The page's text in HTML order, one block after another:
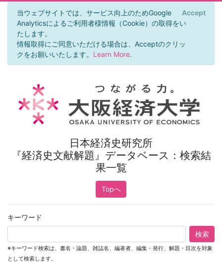
当ウェブサイトでは、サービス向上のためGoogle
Analyticsによるご利用者様情報（Cookie）の取得をい
たします。
情報取得にご同意いただける場合は、Acceptのクリッ
クをお願いいたします。 Learn More.
Accept
日本経済史研究所
『経済史文献解題』データベース：検索結
果一覧
Topへ
キーワード
検索
※キーワード検索は、書名・論題、雑誌名、編著者、編集・発行、解題・目次を対象
として検索します。
×